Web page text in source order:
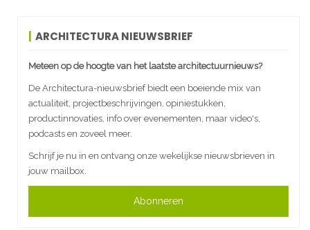
ARCHITECTURA NIEUWSBRIEF
Meteen op de hoogte van het laatste architectuurnieuws?
De Architectura-nieuwsbrief biedt een boeiende mix van
actualiteit, projectbeschrijvingen, opiniestukken,
productinnovaties, info over evenementen, maar video's,
podcasts en zoveel meer.
Schrijf je nu in en ontvang onze wekelijkse nieuwsbrieven in
jouw mailbox.
Abonneren